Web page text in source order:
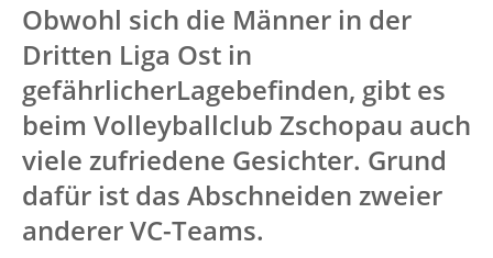
Obwohl sich die Männer in der
Dritten Liga Ost in
gefährlicherLagebefinden, gibt es
beim Volleyballclub Zschopau auch
viele zufriedene Gesichter. Grund
dafür ist das Abschneiden zweier
anderer VC-Teams.